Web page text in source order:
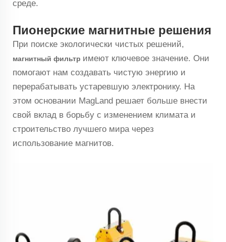
среде.
Пионерские магнитные решения
При поиске экологически чистых решений,
магнитный фильтр имеют ключевое значение. Они
помогают нам создавать чистую энергию и
перерабатывать устаревшую электронику. На
этом основании MagLand решает больше внести
свой вклад в борьбу с изменением климата и
строительство лучшего мира через
использование магнитов.